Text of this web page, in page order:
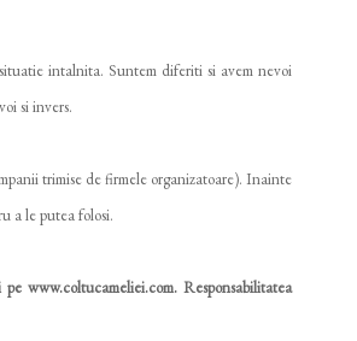
intalnita. Suntem diferiti si avem nevoi
si invers.
trimise de firmele organizatoare). Inainte
a le putea folosi.
www.coltucameliei.com. Responsabilitatea